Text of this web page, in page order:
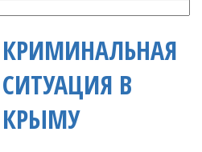
КРИМИНАЛЬНАЯ
СИТУАЦИЯ В
КРЫМУ